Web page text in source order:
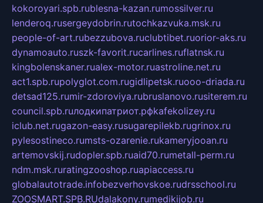
kokoroyari.spb.rublesna-kazan.rumossilver.ru
lenderoq.rusergeydobrin.rutochkazvuka.msk.ru
people-of-art.rubezzubova.ruclubtibet.ruorior-aks.ru
dynamoauto.ruszk-favorit.rucarlines.ruflatnsk.ru
kingbolenskaner.rualex-motor.ruastroline.net.ru
act1.spb.rupolyglot.com.rugidlipetsk.ruooo-driada.ru
detsad125.rumir-zdoroviya.rubruslanovo.rusiterem.ru
council.spb.ruлодкипатриот.рфkafekolizey.ru
iclub.net.rugazon-easy.rusugarepilekb.rugrinox.ru
pylesostineco.rumsts-ozarenie.rukameryjooan.ru
artemovskij.rudopler.spb.ruaid70.rumetall-perm.ru
ndm.msk.ruratingzooshop.ruapiaccess.ru
globalautotrade.infobezverhovskoe.rudrsschool.ru
ZOOSMART.SPB.RUdalakony.rumedikijob.ru